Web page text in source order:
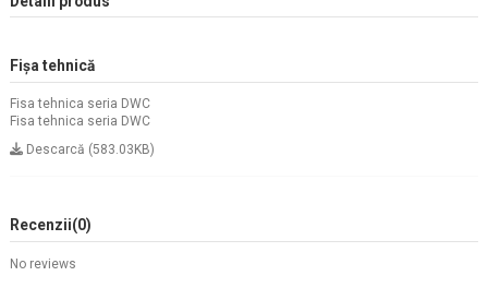
Fișa tehnică
Fisa tehnica seria DWC
Fisa tehnica seria DWC
Descarcă (583.03KB)
Recenzii(0)
No reviews